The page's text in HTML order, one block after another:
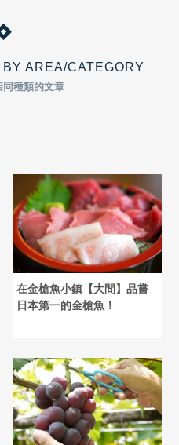
AREA/CATEGORY
同種類的文章
在金槍魚小鎮【大間】品嘗
日本第一的金槍魚！